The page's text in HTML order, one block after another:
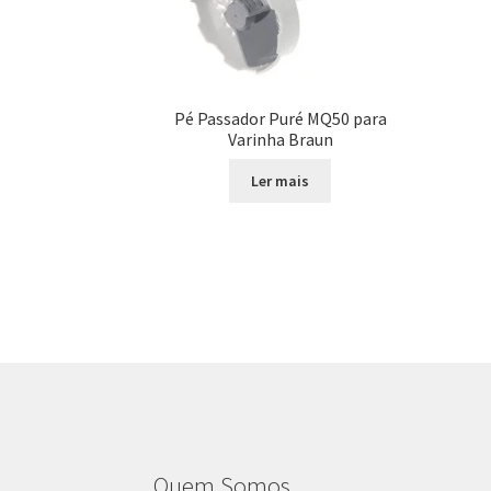
Pé Passador Puré MQ50 para
Varinha Braun
Ler mais